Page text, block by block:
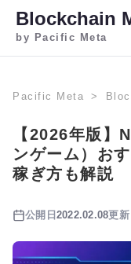
Blockchain
by Pacific Meta
Pacific Meta
【2026年版】
ンゲーム）お
稼ぎ方も解説
公開日 2022.02.08更